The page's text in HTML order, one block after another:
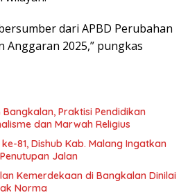
dari APBD Perubahan
Anggaran 2025,” pungkas
Praktisi Pendidikan
dan Marwah Religius
81, Dishub Kab. Malang Ingatkan
Jalan
Kemerdekaan di Bangkalan Dinilai
Norma